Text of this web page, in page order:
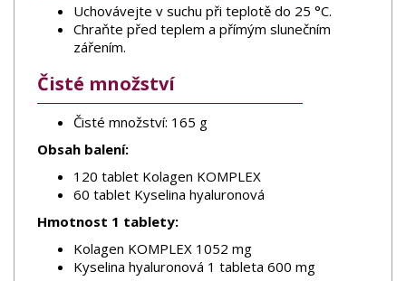
Uchovávejte v suchu při teplotě do 25 °C.
Chraňte před teplem a přímým slunečním
zářením.
Čisté množství
Čisté množství: 165 g
Obsah balení:
120 tablet Kolagen KOMPLEX
60 tablet Kyselina hyaluronová
Hmotnost 1 tablety:
Kolagen KOMPLEX 1052 mg
Kyselina hyaluronová 1 tableta 600 mg